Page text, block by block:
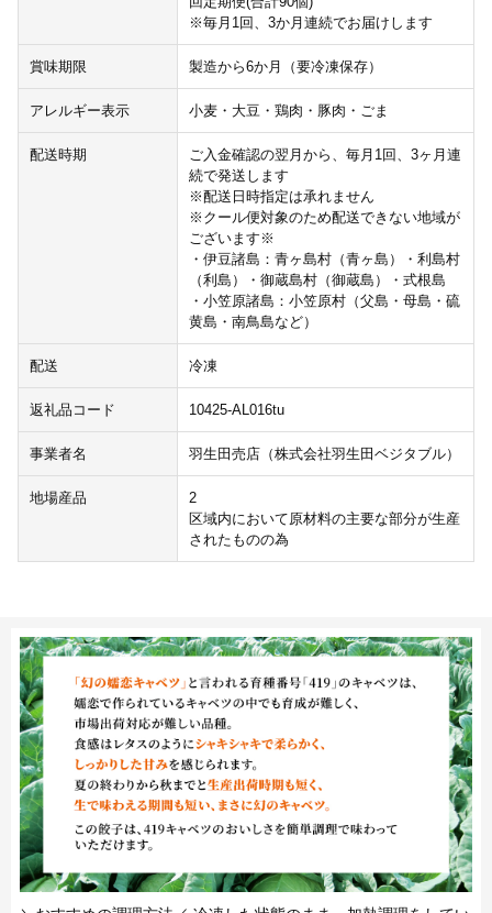
※毎月1回、3か月連続でお届けします
賞味期限 製造から6か月（要冷凍保存）
アレルギー表示 小麦・大豆・鶏肉・豚肉・ごま
配送時期
ご入金確認の翌月から、毎月1回、3ヶ月連
続で発送します
※配送日時指定は承れません
※クール便対象のため配送できない地域が
ございます※
・伊豆諸島：青ヶ島村（青ヶ島）・利島村
（利島）・御蔵島村（御蔵島）・式根島
・小笠原諸島：小笠原村（父島・母島・硫
黄島・南鳥島など）
配送 冷凍
返礼品コード 10425-AL016tu
事業者名 羽生田売店（株式会社羽生田ベジタブル）
地場産品
2
区域内において原材料の主要な部分が生産
されたものの為